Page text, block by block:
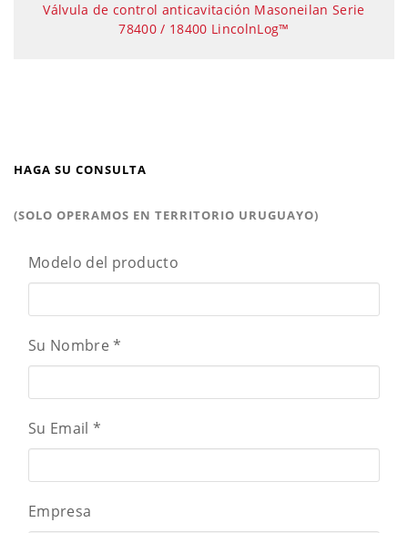
Válvula de control anticavitación Masoneilan Serie
78400 / 18400 LincolnLog™
HAGA SU CONSULTA
(SOLO OPERAMOS EN TERRITORIO URUGUAYO)
Modelo del producto
Su Nombre*
Su Email *
Empresa